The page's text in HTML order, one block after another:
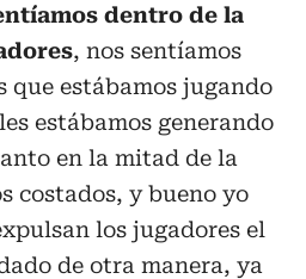
dentro de la
, nos sentíamos
que estábamos jugando
estábamos generando
en la mitad de la
costados, y bueno yo
los jugadores el
de otra manera, ya